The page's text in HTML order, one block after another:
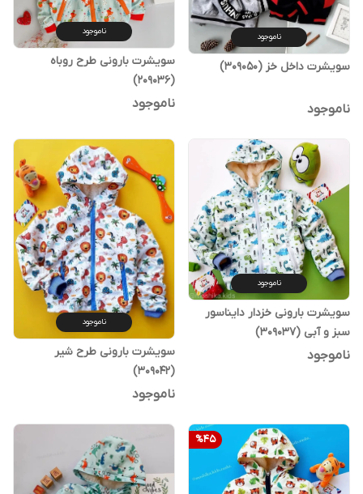
ناموجود
سویشرت داخل خز (309050)
ناموجود
ناموجود
سویشرت بارونی طرح روباه
(209036)
ناموجود
ناموجود
سویشرت بارونی خزدار دایناسور
سبز و آبی (309037)
ناموجود
ناموجود
سویشرت بارونی طرح شیر
(309042)
ناموجود
%45